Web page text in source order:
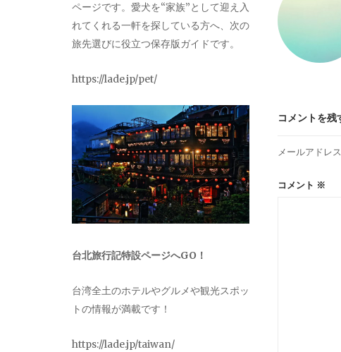
ー
シ
ン
コメントを残
メールアドレ
コメント ※
ページです。愛犬を“家族”として迎え入
れてくれる一軒を探している方へ、次の
旅先選びに役立つ保存版ガイドです。
https://lade.jp/pet/
台北旅行記特設ページへGO！
台湾全土のホテルやグルメや観光スポッ
トの情報が満載です！
https://lade.jp/taiwan/